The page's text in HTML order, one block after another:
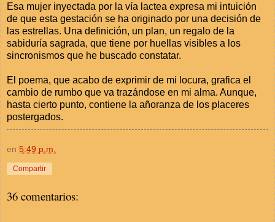
Esa mujer inyectada por la vía lactea expresa mi intuición
de que esta gestación se ha originado por una decisión de
las estrellas. Una definición, un plan, un regalo de la
sabiduría sagrada, que tiene por huellas visibles a los
sincronismos que he buscado constatar.
El poema, que acabo de exprimir de mi locura, grafica el
cambio de rumbo que va trazándose en mi alma. Aunque,
hasta cierto punto, contiene la añoranza de los placeres
postergados.
en 5:49 p.m.
Compartir
36 comentarios: